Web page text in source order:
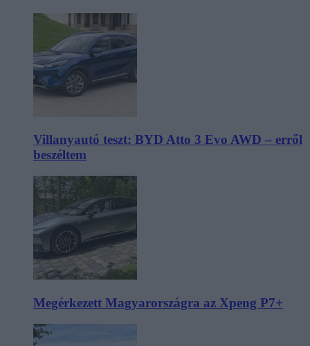
Villanyautó teszt: BYD Atto 3 Evo AWD – erről
beszéltem
Megérkezett Magyarországra az Xpeng P7+